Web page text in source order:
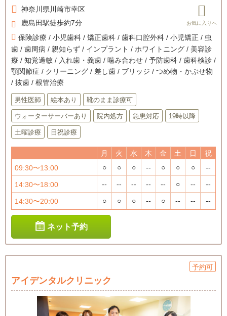
神奈川県川崎市幸区
鹿島田駅徒歩約7分
保険診療 / 小児歯科 / 矯正歯科 / 歯科口腔外科 / 小児矯正 / 虫
歯 / 歯周病 / 親知らず / インプラント / ホワイトニング / 美容診
療 / 知覚過敏 / 入れ歯・義歯 / 噛み合わせ / 予防歯科 / 歯科検診 /
顎関節症 / クリーニング / 差し歯 / ブリッジ / つめ物・かぶせ物
/ 抜歯 / 根管治療
男性医師 絵本あり 靴のまま診療可
ウォーターサーバーあり 院内処方 急患対応 19時以降
土曜診療 日祝診療
月 火 水 木 金 土 日
祝
09:30〜13:00
○ ○ ○ -- ○ ○ ○ --
14:30〜18:00 -- -- -- -- -- ○ -- --
14:30〜20:00 ○ ○ ○ -- ○ -- -- --
ネット予約
予約可
アイデンタルクリニック